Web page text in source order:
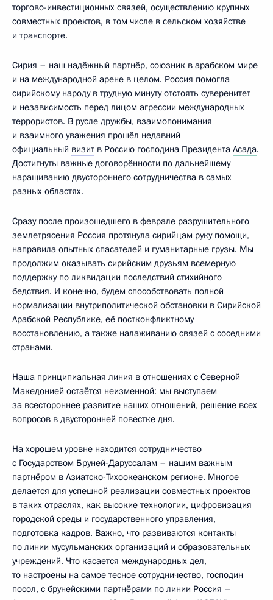
торгово-инвестиционных связей, осуществлению крупных
совместных проектов, в том числе в сельском хозяйстве
и транспорте.
Сирия – наш надёжный партнёр, союзник в арабском мире
и на международной арене в целом. Россия помогла
сирийскому народу в трудную минуту отстоять суверенитет
и независимость перед лицом агрессии международных
террористов. В русле дружбы, взаимопонимания
и взаимного уважения прошёл недавний
официальный визит в Россию господина Президента Асада.
Достигнуты важные договорённости по дальнейшему
наращиванию двустороннего сотрудничества в самых
разных областях.
Сразу после произошедшего в феврале разрушительного
землетрясения Россия протянула сирийцам руку помощи,
направила опытных спасателей и гуманитарные грузы. Мы
продолжим оказывать сирийским друзьям всемерную
поддержку по ликвидации последствий стихийного
бедствия. И конечно, будем способствовать полной
нормализации внутриполитической обстановки в Сирийской
Арабской Республике, её постконфликтному
восстановлению, а также налаживанию связей с соседними
странами.
Наша принципиальная линия в отношениях с Северной
Македонией остаётся неизменной: мы выступаем
за всестороннее развитие наших отношений, решение всех
вопросов в двусторонней повестке дня.
На хорошем уровне находится сотрудничество
с Государством Бруней-Даруссалам – нашим важным
партнёром в Азиатско-Тихоокеанском регионе. Многое
делается для успешной реализации совместных проектов
в таких отраслях, как высокие технологии, цифровизация
городской среды и государственного управления,
подготовка кадров. Важно, что развиваются контакты
по линии мусульманских организаций и образовательных
учреждений. Что касается международных дел,
то настроены на самое тесное сотрудничество, господин
посол, с брунейскими партнёрами по линии Россия –